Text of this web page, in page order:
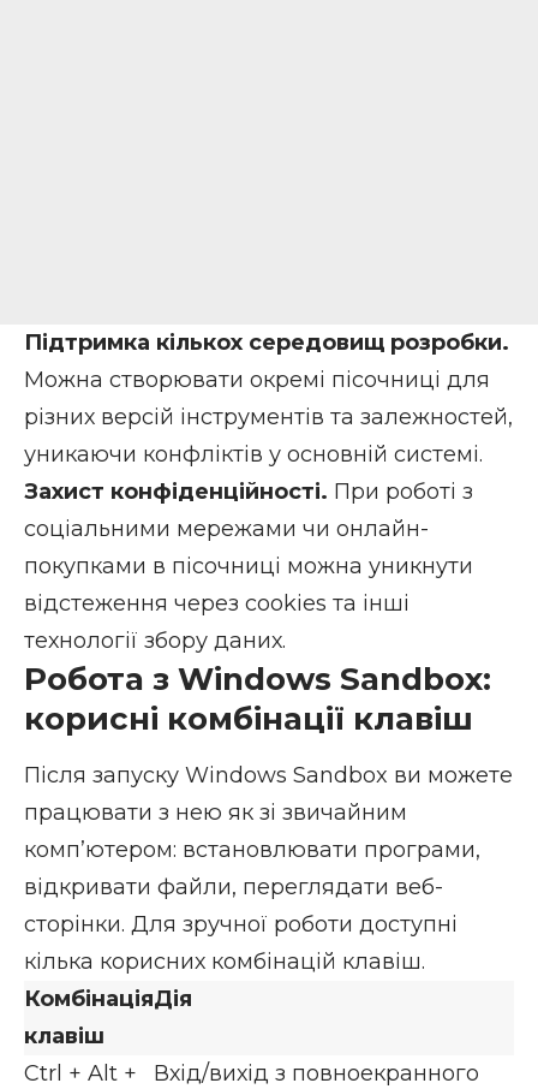
Підтримка кількох середовищ розробки.
Можна створювати окремі пісочниці для
різних версій інструментів та залежностей,
уникаючи конфліктів у основній системі.
Захист конфіденційності. При роботі з
соціальними мережами чи онлайн-
покупками в пісочниці можна уникнути
відстеження через cookies та інші
технології збору даних.
Робота з Windows Sandbox:
корисні комбінації клавіш
Після запуску Windows Sandbox ви можете
працювати з нею як зі звичайним
комп’ютером: встановлювати програми,
відкривати файли, переглядати веб-
сторінки. Для зручної роботи доступні
кілька корисних комбінацій клавіш.
Комбінація
клавіш
Дія
Ctrl + Alt +
Вхід/вихід з повноекранного